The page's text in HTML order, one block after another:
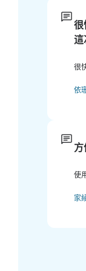
很
這
很
依
方
使
家